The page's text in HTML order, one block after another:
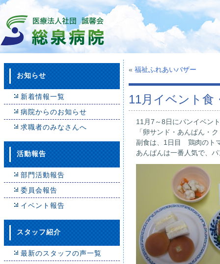
お知らせ
新着情報一覧
病院からのお知らせ
求職者のみなさんへ
活動報告
部門活動報告
委員会報告
イベント報告
スタッフ紹介
最新のスタッフの声一覧
« 福祉ふれあいバザー
11月イベント食
11月7～8日にパンイベン
「卵サンド・あんぱん・
副食は、1日目 鶏肉のト
あんぱんは一番人気で、